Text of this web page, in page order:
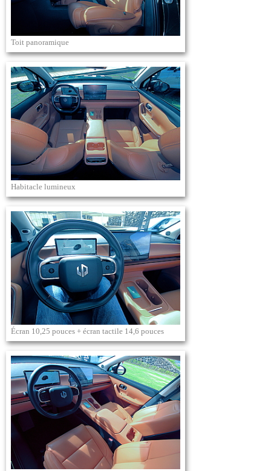
Toit panoramique
Habitacle lumineux
Écran 10,25 pouces + écran tactile 14,6 pouces